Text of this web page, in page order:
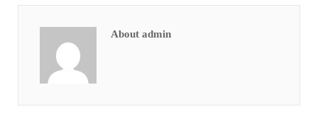
About admin